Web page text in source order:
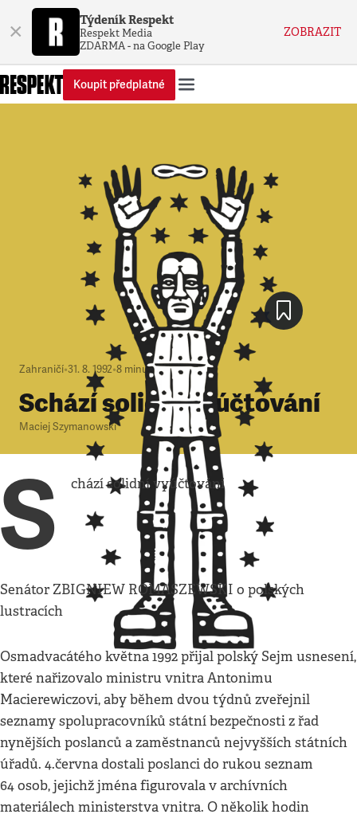
× Týdeník Respekt
Respekt Media
ZDARMA - na Google Play
ZOBRAZIT
Koupit předplatné
Zahraničí•31. 8. 1992•8 minut
Schází solidní vyúčtování
Maciej Szymanowski
S chází solidní vyúčtování
Senátor ZBIGNIEW ROMASZEWSKI o polských
lustracích
Osmadvacátého května 1992 přijal polský Sejm usnesení,
které nařizovalo ministru vnitra Antonimu
Macierewiczovi, aby během dvou týdnů zveřejnil
seznamy spolupracovníků státní bezpečnosti z řad
nynějších poslanců a zaměstnanců nejvyšších státních
úřadů. 4.června dostali poslanci do rukou seznam
64 osob, jejichž jména figurovala v archívních
materiálech ministerstva vnitra. O několik hodin